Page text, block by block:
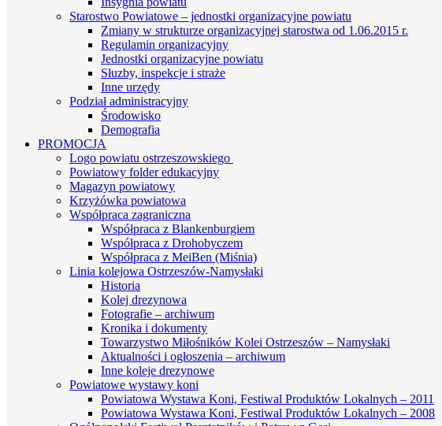
Starostwo Powiatowe – jednostki organizacyjne powiatu
Zmiany w strukturze organizacyjnej starostwa od 1.06.2015 r.
Regulamin organizacyjny
Jednostki organizacyjne powiatu
Słuzby, inspekcje i straże
Inne urzędy
Podział administracyjny
Środowisko
Demografia
PROMOCJA
Logo powiatu ostrzeszowskiego
Powiatowy folder edukacyjny
Magazyn powiatowy
Krzyżówka powiatowa
Współpraca zagraniczna
Współpraca z Blankenburgiem
Współpraca z Drohobyczem
Współpraca z MeiBen (Miśnia)
Linia kolejowa Ostrzeszów-Namysłaki
Historia
Kolej drezynowa
Fotografie – archiwum
Kronika i dokumenty
Towarzystwo Miłośników Kolei Ostrzeszów – Namysłaki
Aktualności i ogłoszenia – archiwum
Inne koleje drezynowe
Powiatowe wystawy koni
Powiatowa Wystawa Koni, Festiwal Produktów Lokalnych – 2011
Powiatowa Wystawa Koni, Festiwal Produktów Lokalnych – 2008